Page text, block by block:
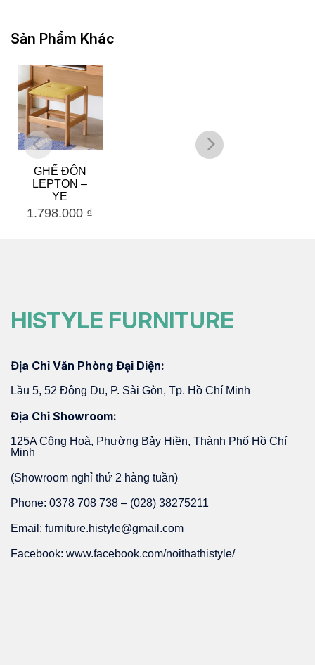
Sản Phẩm Khác
GHẾ ĐÔN
LEPTON –
YE
1.798.000 ₫
HISTYLE FURNITURE
Địa Chỉ Văn Phòng Đại Diện:
Lầu 5, 52 Đông Du, P. Sài Gòn, Tp. Hồ Chí Minh
Địa Chỉ Showroom:
125A Cộng Hoà, Phường Bảy Hiền, Thành Phố Hồ Chí
Minh
(Showroom nghỉ thứ 2 hàng tuần)
Phone: 0378 708 738 – (028) 38275211
Email: furniture.histyle@gmail.com
Facebook: www.facebook.com/noithathistyle/